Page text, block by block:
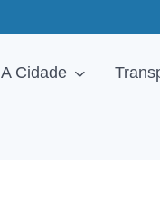
A Cidade